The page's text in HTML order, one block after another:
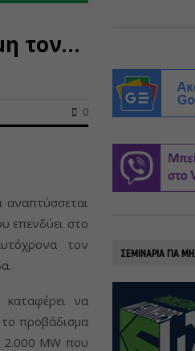
τον…
0
επενδύει στο
τον
καταφέρει να
προβάδισμα
2.000 MW που
ΣΕΜΙΝΑΡΙΑ ΓΙΑ